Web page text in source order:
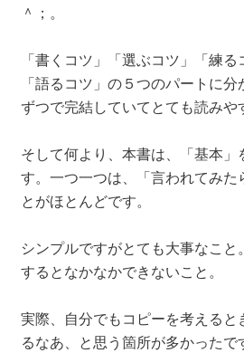
＾；。
「書くコツ」「選ぶコツ」「練る
「語るコツ」の５つのパートに
ずつで完結していてとても読みや
そして何より、本書は、「基本」
す。一つ一つは、「言われてみた
とがほとんどです。
シンプルですがとても大事なこと
するとなかなかできないこと。
実際、自分でもコピーを考えると
るなあ、と思う箇所が多かった